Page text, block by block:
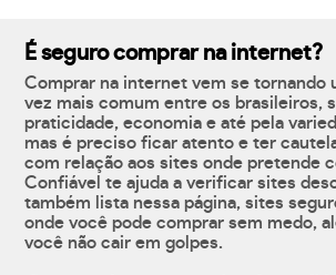
É seguro comprar na internet?
Comprar na internet vem se tornando
vez mais comum entre os brasileiros,
praticidade, economia e até pela
mas é preciso ficar atento e ter
com relação aos sites onde pretende
Confiável te ajuda a verificar sites
também lista nessa página, sites
onde você pode comprar sem medo,
você não cair em golpes.